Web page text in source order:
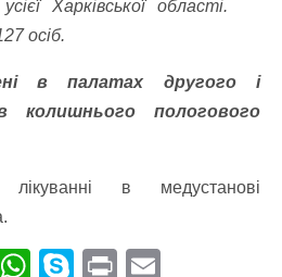
Харківської області.
осіб.
в палатах другого і
колишнього пологового
в медустанові
W S Pr